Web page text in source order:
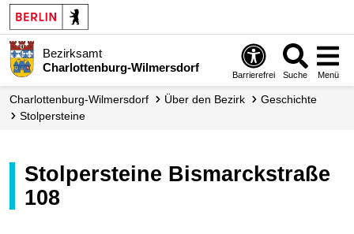
Bezirksamt
Charlottenburg-Wilmersdorf
Barrierefrei Suche Menü
Charlottenburg-Wilmersdorf Über den Bezirk
Geschichte
Stolpersteine
Stolpersteine Bismarckstraße
108